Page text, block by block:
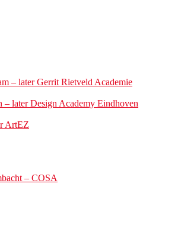
– later Gerrit Rietveld Academie
later Design Academy Eindhoven
ArtEZ
– COSA